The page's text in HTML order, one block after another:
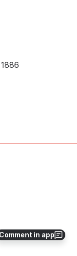
Comment in app